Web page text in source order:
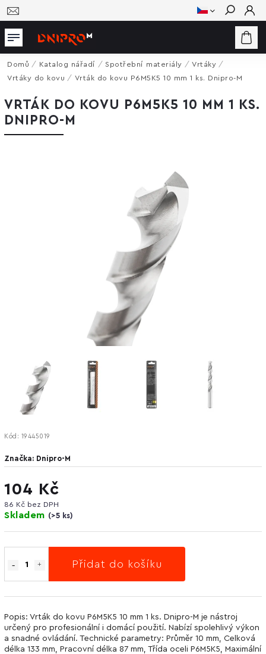
Hledat
Domů / Katalog nářadí / Spotřební materiály / Vrtáky /
Vrtáky do kovu / Vrták do kovu P6M5K5 10 mm 1 ks. Dnipro-M
VRTÁK DO KOVU P6M5K5 10 MM 1 KS.
DNIPRO-M
Kód: 19445019
Značka: Dnipro-M
104 Kč
86 Kč bez DPH
Skladem (>5 ks)
Přidat do košíku
Popis: Vrták do kovu P6M5K5 10 mm 1 ks. Dnipro-M je nástroj
určený pro profesionální i domácí použití. Nabízí spolehlivý výkon
a snadné ovládání. Technické parametry: Průměr 10 mm, Celková
délka 133 mm, Pracovní délka 87 mm, Třída oceli P6M5K5, Maximální